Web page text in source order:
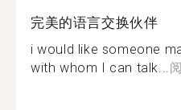
完美的语言交换伙伴
i would like someone
with whom I can talk...